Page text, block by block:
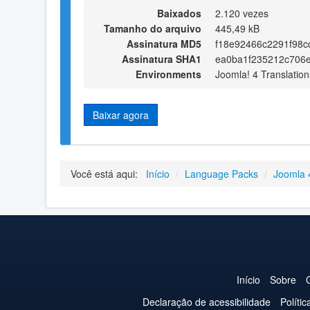
Baixados
2.120 vezes
Tamanho do arquivo
445,49 kB
Assinatura MD5
Assinatura SHA1
Environments
Joomla! 4
Baixar agora
Você está aqui: Início / Language Packs / Joomla
Início Sobre
Declaração de acessibilidade